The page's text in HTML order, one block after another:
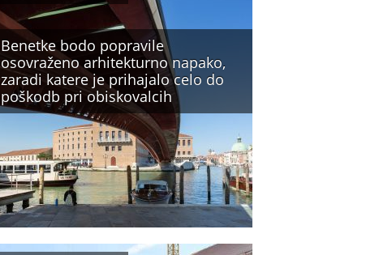
Benetke bodo popravile
osovraženo arhitekturno napako,
zaradi katere je prihajalo celo do
poškodb pri obiskovalcih